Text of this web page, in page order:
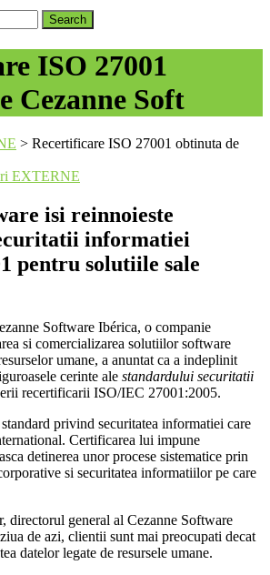
ISO 27001
Cezanne Soft
> Recertificare ISO 27001 obtinuta de
EXTERNE
isi reinnoieste
informatiei
pentru solutiile sale
Software Ibérica, o companie
si comercializarea solutiilor software
umane, a anuntat ca a indeplinit
cerinte ale standardului securitatii
recertificarii ISO/IEC 27001:2005.
privind securitatea informatiei care
Certificarea lui impune
detinerea unor procese sistematice prin
si securitatea informatiilor pe care
directorul general al Cezanne Software
de azi, clientii sunt mai preocupati decat
datelor legate de resursele umane.